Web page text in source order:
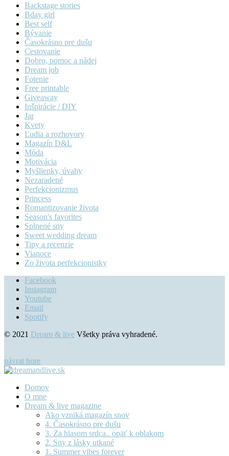
Backstage stories
Bday girl
Best self
Bývanie
Časokrásno pre dušu
Cestovanie
Dobro, pomoc a nádej
Dream job
Fotenie
Free printable
Giveaway
Inšpirácie / DIY
Jar
Kvety
Ľudia a rozhovory
Magazín D&L
Móda
Motivácia
Myšlienky, úvahy
Nezaradené
Perfekcionizmus
Princess
Romantizovanie života
Season's favorites
Splnené sny
Sweet wedding dream
Tipy a recenzie
Vianoce
Zo života perfekcionistky
Facebook
Instagram
Youtube
Email
Spotify
© 2021 Dream & live Všetky práva vyhradené.
návrat hore
Domov
O mne
Dream & live magazine
Ako vzniká magazín snov
4. Časokrásno pre dušu
3. Za hlasom srdca.. opäť k oblakom
2. Sny z lásky utkané
1. Summer vibes forever